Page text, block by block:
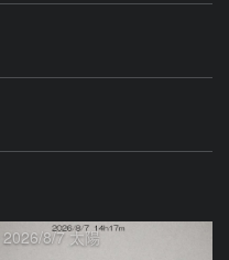
2026/8/7 太陽